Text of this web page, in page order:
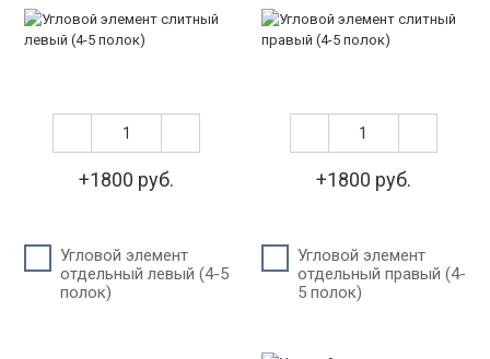
+1800 руб. +1800 руб.
Угловой элемент
отдельный левый (4-5
полок)
Угловой элемент
отдельный правый (4-
5 полок)